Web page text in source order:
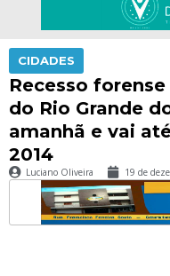
CIDADES
Recesso
do Rio Grande
amanhã e vai
2014
Luciano Oliveira 19 de